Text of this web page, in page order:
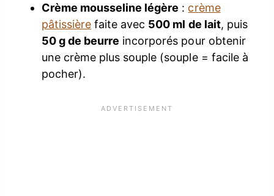
Crème mousseline légère : crème
pâtissière faite avec 500 ml de lait, puis
50 g de beurre incorporés pour obtenir
une crème plus souple (souple = facile à
pocher).